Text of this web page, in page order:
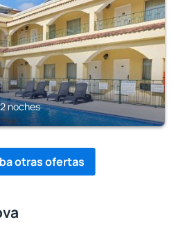
noches
otras ofertas